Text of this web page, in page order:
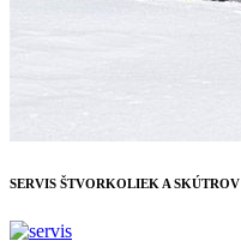
SERVIS ŠTVORKOLIEK A SKÚTROV